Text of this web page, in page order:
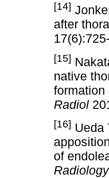
[14]
after
[15]
native
Radiol
[16] Ueda
of
Radiology